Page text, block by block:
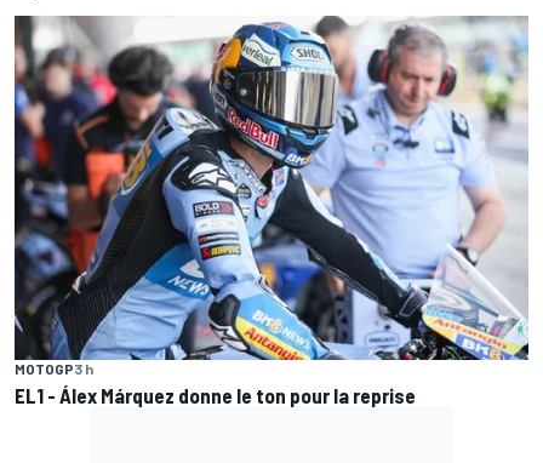
MOTOGP3 h
EL1 - Álex Márquez donne le ton pour la reprise